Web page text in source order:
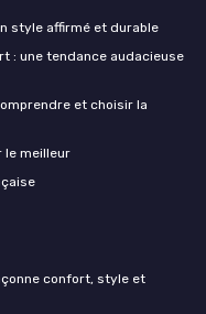
style affirmé et durable
: une tendance audacieuse
et choisir la
le meilleur
confort, style et